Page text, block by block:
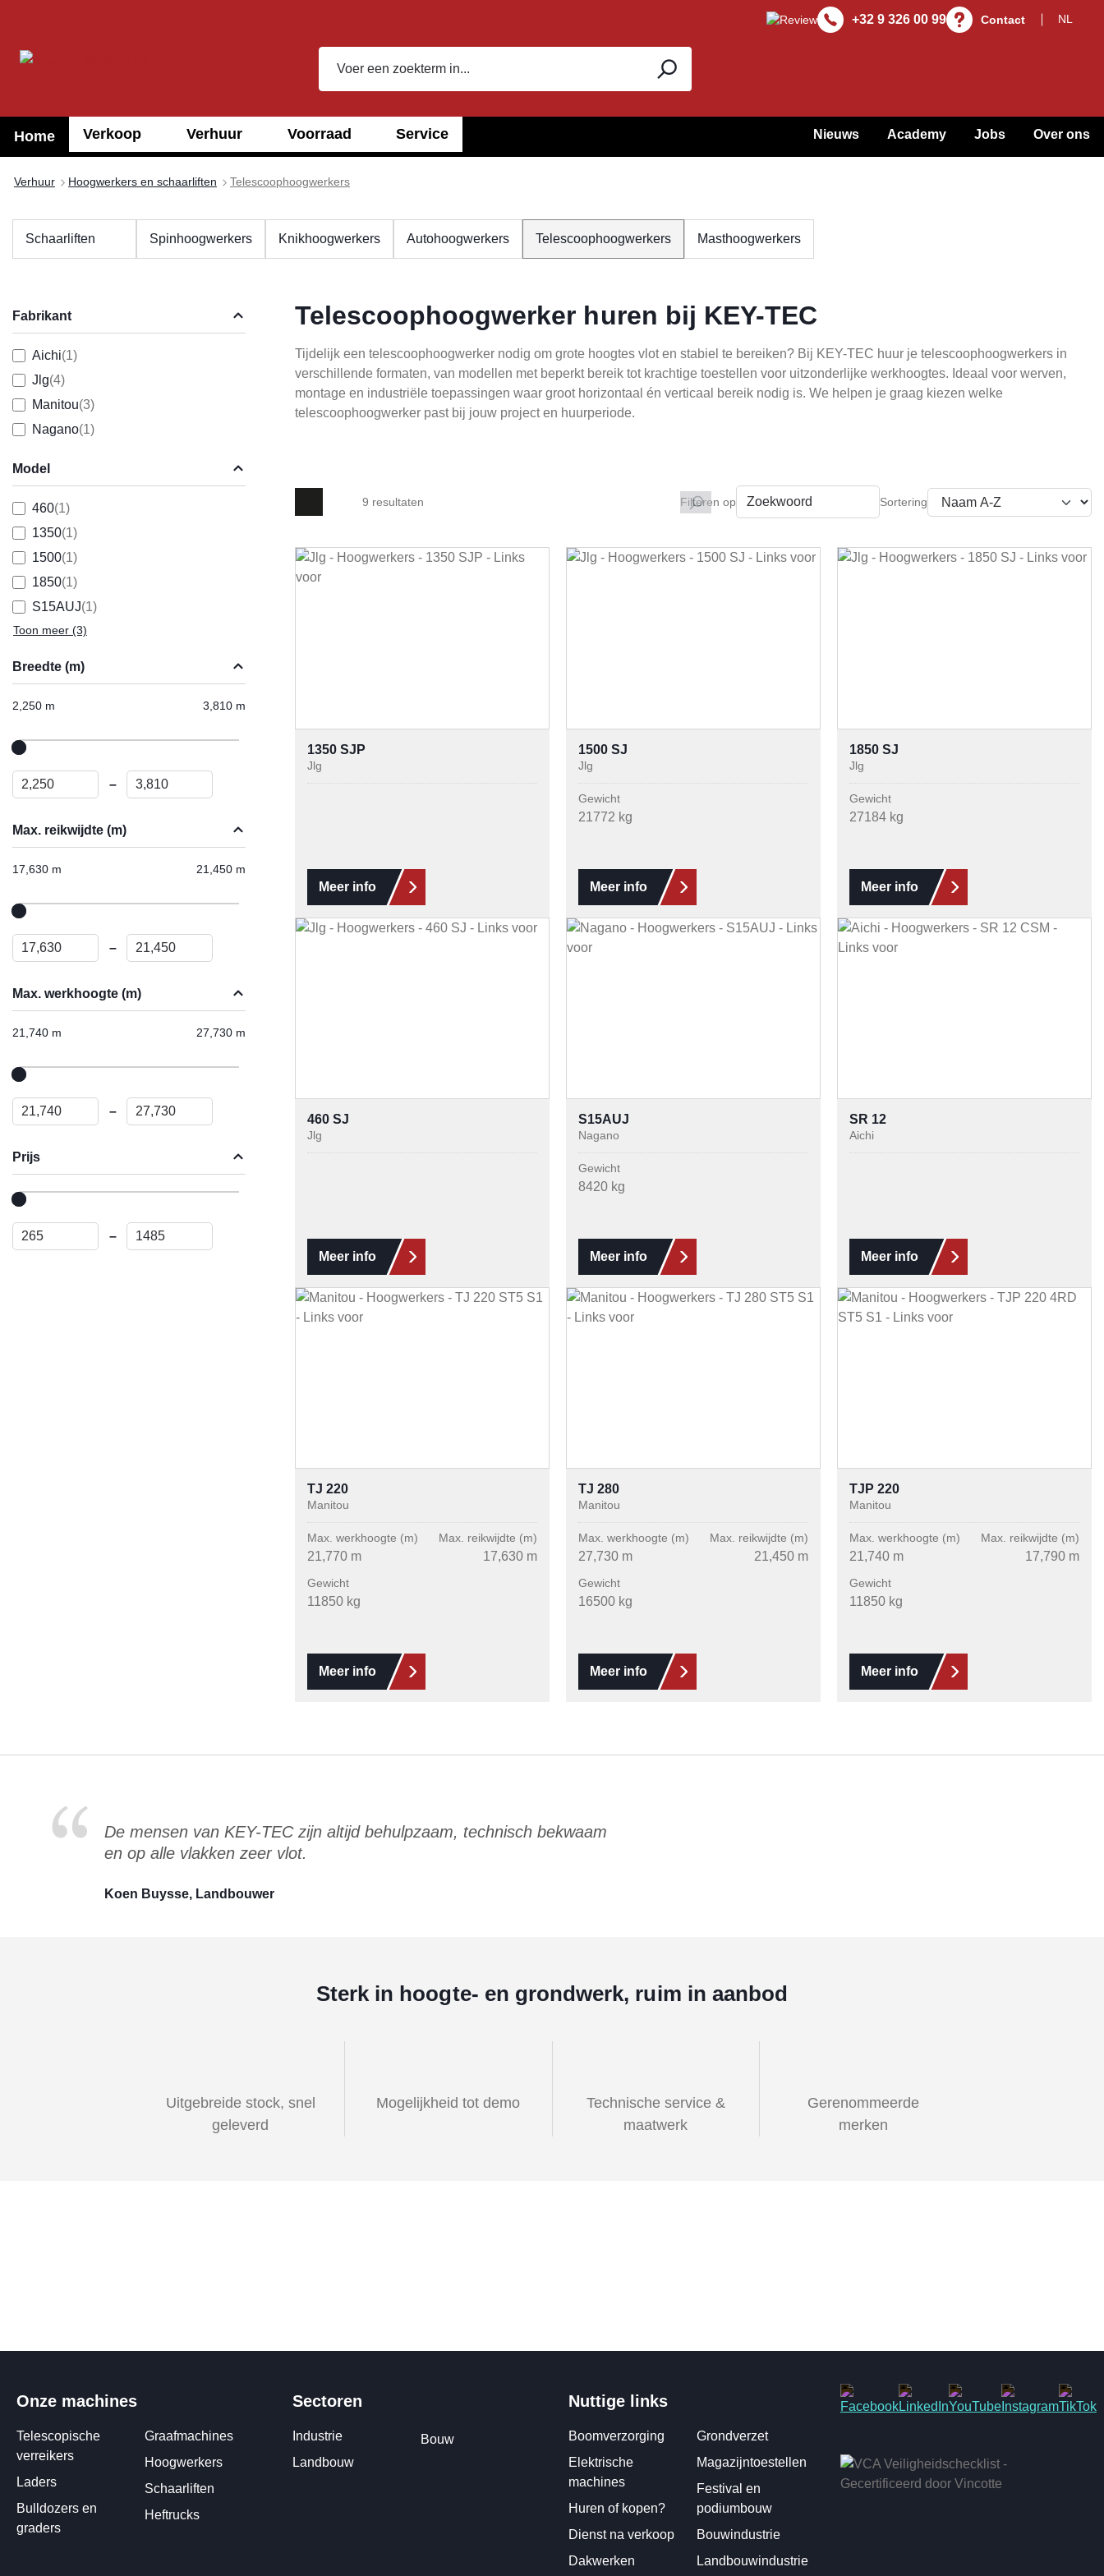
+32 9 326 00 99 Contact
Home Verkoop Verhuur Voorraad Service Nieuws Academy Jobs Over ons
Verhuur Hoogwerkers en schaarliften Telescoophoogwerkers
Schaarliften Spinhoogwerkers Knikhoogwerkers Autohoogwerkers Telescoophoogwerkers Masthoogwerkers
Fabrikant
Aichi(1)
Jlg(4)
Manitou(3)
Nagano(1)
Model
460(1)
1350(1)
1500(1)
1850(1)
S15AUJ(1)
Toon meer (3)
Breedte (m)
–
2,250 m 3,810 m
Max. reikwijdte (m)
–
17,630 m 21,450 m
Max. werkhoogte (m)
–
21,740 m 27,730 m
Prijs
–
Telescoophoogwerker huren bij KEY-TEC
Tijdelijk een telescoophoogwerker nodig om grote hoogtes vlot en stabiel te bereiken? Bij KEY-TEC huur je telescoophoogwerkers in
verschillende formaten, van modellen met beperkt bereik tot krachtige toestellen voor uitzonderlijke werkhoogtes. Ideaal voor werven,
montage en industriële toepassingen waar groot horizontaal én verticaal bereik nodig is. We helpen je graag kiezen welke
telescoophoogwerker past bij jouw project en huurperiode.
9 resultaten Filteren op
1350 SJP
Jlg
Meer info
1500 SJ
Jlg
Gewicht
21772 kg
Meer info
1850 SJ
Jlg
Gewicht
27184 kg
Meer info
460 SJ
Jlg
Meer info
S15AUJ
Nagano
Gewicht
8420 kg
Meer info
SR 12
Aichi
Meer info
TJ 220
Manitou
Max. werkhoogte (m)
21,770 m
Max. reikwijdte (m)
17,630 m
Gewicht
11850 kg
Meer info
TJ 280
Manitou
Max. werkhoogte (m)
27,730 m
Max. reikwijdte (m)
21,450 m
Gewicht
16500 kg
Meer info
TJP 220
Manitou
Max. werkhoogte (m)
21,740 m
Max. reikwijdte (m)
17,790 m
Gewicht
11850 kg
Meer info
De mensen van KEY-TEC zijn altijd behulpzaam, technisch bekwaam
en op alle vlakken zeer vlot.
Koen Buysse, Landbouwer
Sterk in hoogte- en grondwerk, ruim in aanbod
Uitgebreide stock, snel
geleverd
Mogelijkheid tot demo
Technische service &
maatwerk
Gerenommeerde
merken
Onze machines
Telescopische
verreikers
Laders
Bulldozers en
graders
Graafmachines
Hoogwerkers
Schaarliften
Heftrucks
Sectoren
Industrie
Landbouw
Bouw
Nuttige links
Boomverzorging
Elektrische
machines
Huren of kopen?
Dienst na verkoop
Dakwerken
Grondverzet
Magazijntoestellen
Festival en
podiumbouw
Bouwindustrie
Landbouwindustrie